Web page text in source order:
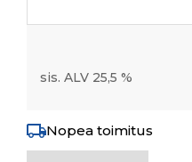
sis. ALV 25,5 %
Nopea toimitus